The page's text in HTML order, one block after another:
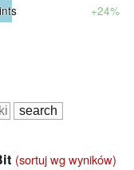
+24%
(sortuj wg wyników)